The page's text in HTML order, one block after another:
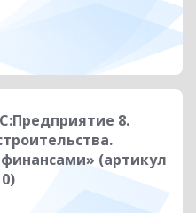
8.
(артикул